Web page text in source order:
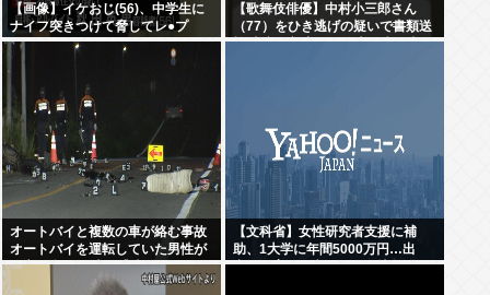
【画像】イケおじ(56)、中学生に
ナイフ突きつけて脅してレ●プ
www
【歌舞伎俳優】中村小三郎さん
（77）をひき逃げの疑いで書類送
検 東京・新宿区の路上で歩行者の
オートバイと複数の車が絡む事故
オートバイを運転していた男性が
死亡 現場から車が逃走
【文科省】女性研究者支援に補
助、1大学に年間5000万円…出
産・子育と両立できる環境整備し